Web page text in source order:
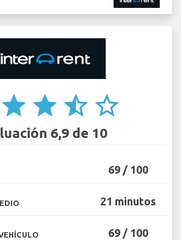
star star star_half star_border
6,9 de 10
69 / 100
21 minutos
69 / 100